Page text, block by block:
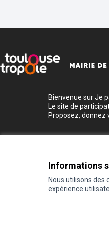
Informations
Nous utilisons des
expérience
Bienvenue sur Je
Le site de
Proposez, donnez